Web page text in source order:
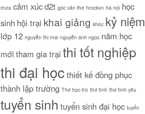
mưa cảm xúcd2t góc văn thơ hrockvn hà nội học
sinh hội trại khai giảng khóc kỷ niệm
lớp 12 nguyễn thị mai nguyễn ánh ngọc năm học
mới tham gia trại thi tốt nghiệp
thi đại học thiết kế đồng phục
thành lập trường Thơ học trò thơ tình thơ tình yêu
tuyển sinh tuyển sinh đại học tuyển